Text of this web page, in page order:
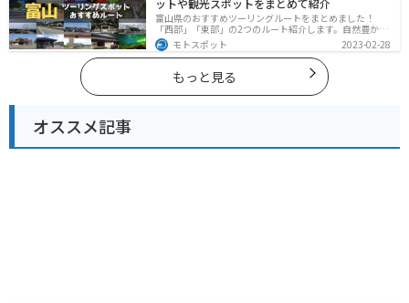
ットや観光スポットをまとめて紹介
富山県のおすすめツーリングルートをまとめました！
「西部」「東部」の2つのルート紹介します。自然豊かな
山と海、温泉が充実しており、美術館などもあるので、
自然を満喫するツーリングができます。バイクで富山県
にツーリングに行く際は参考にしてください。
モトスポット 2023-02-28
もっと見る
オススメ記事